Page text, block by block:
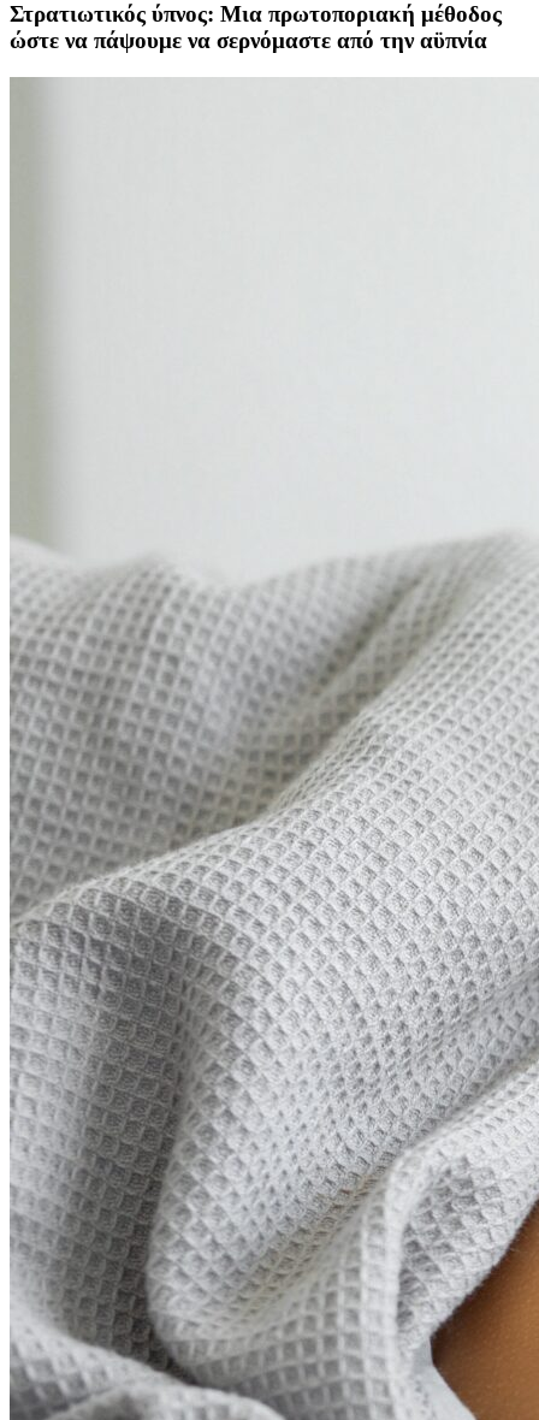
Στρατιωτικός ύπνος: Μια πρωτοποριακή μέθοδος
ώστε να πάψουμε να σερνόμαστε από την αϋπνία